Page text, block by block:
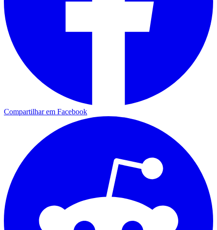
Compartilhar em Facebook